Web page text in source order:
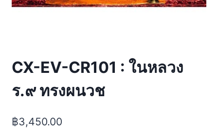
CX-EV-CR101 : ในหลวง
ร.๙ ทรงผนวช
฿3,450.00